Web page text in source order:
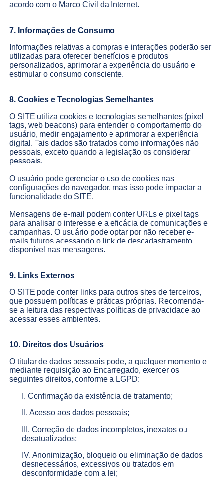
acordo com o Marco Civil da Internet.
7. Informações de Consumo
Informações relativas a compras e interações poderão ser
utilizadas para oferecer benefícios e produtos
personalizados, aprimorar a experiência do usuário e
estimular o consumo consciente.
8. Cookies e Tecnologias Semelhantes
O SITE utiliza cookies e tecnologias semelhantes (pixel
tags, web beacons) para entender o comportamento do
usuário, medir engajamento e aprimorar a experiência
digital. Tais dados são tratados como informações não
pessoais, exceto quando a legislação os considerar
pessoais.
O usuário pode gerenciar o uso de cookies nas
configurações do navegador, mas isso pode impactar a
funcionalidade do SITE.
Mensagens de e-mail podem conter URLs e pixel tags
para analisar o interesse e a eficácia de comunicações e
campanhas. O usuário pode optar por não receber e-
mails futuros acessando o link de descadastramento
disponível nas mensagens.
9. Links Externos
O SITE pode conter links para outros sites de terceiros,
que possuem políticas e práticas próprias. Recomenda-
se a leitura das respectivas políticas de privacidade ao
acessar esses ambientes.
10. Direitos dos Usuários
O titular de dados pessoais pode, a qualquer momento e
mediante requisição ao Encarregado, exercer os
seguintes direitos, conforme a LGPD:
I. Confirmação da existência de tratamento;
II. Acesso aos dados pessoais;
III. Correção de dados incompletos, inexatos ou
desatualizados;
IV. Anonimização, bloqueio ou eliminação de dados
desnecessários, excessivos ou tratados em
desconformidade com a lei;